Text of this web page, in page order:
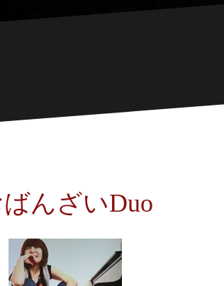
んざいDuo